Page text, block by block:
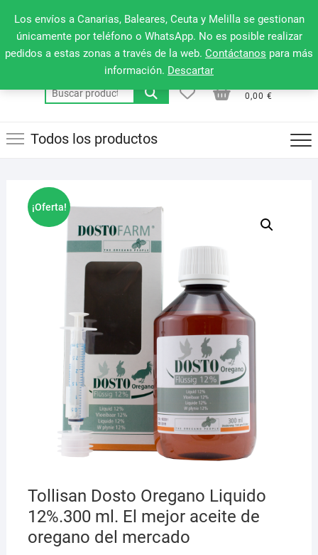
Los envíos a Canarias, Baleares, Ceuta y Melilla se gestionan
únicamente por teléfono o WhatsApp. No es posible realizar
pedidos a estas zonas a través de la web. Contáctanos para más
información. Descartar
contenido
660 079 911
de
la
Buscar
por:
0,00 €
Todos los productos
¡Oferta!
Tollisan Dosto Oregano Liquido
12%.300 ml. El mejor aceite de
oregano del mercado